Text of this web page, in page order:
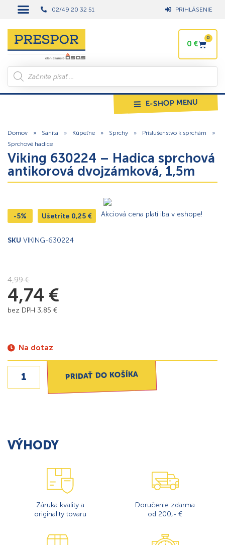
02/49 20 32 51 PRIHLÁSENIE
0 €
0
E-SHOP MENU
Domov » Sanita » Kúpeľne » Sprchy » Príslušenstvo k sprchám
»
Sprchové hadice
Viking 630224 – Hadica sprchová
antikorová dvojzámková, 1,5m
-5% Ušetríte 0,25 € Akciová cena platí iba v eshope!
SKU VIKING-630224
4,99€
4,74 €
bez DPH 3,85 €
Na dotaz
PRIDAŤ DO KOŠÍKA
VÝHODY
Záruka kvality a
originality tovaru
Doručenie zdarma
od 200,- €